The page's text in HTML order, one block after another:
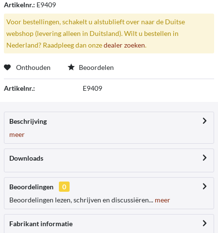
Artikelnr.: E9409
Voor bestellingen, schakelt u alstublieft over naar de Duitse
webshop (levering alleen in Duitsland). Wilt u bestellen in
Nederland? Raadpleeg dan onzedealer zoeken.
Onthouden Beoordelen
Artikelnr.: E9409
Beschrijving
meer
Downloads
Beoordelingen
0
Beoordelingen lezen, schrijven en discussiëren... meer
Fabrikant informatie